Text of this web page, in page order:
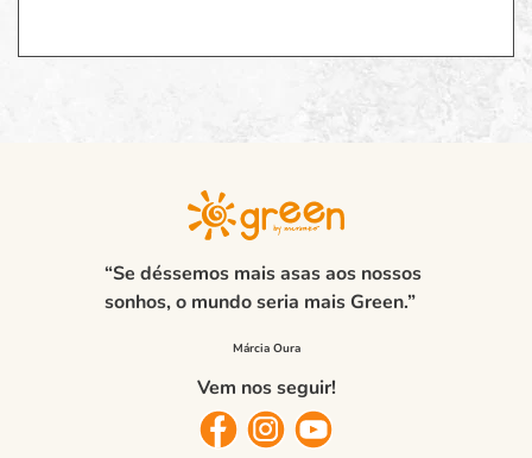
“Se déssemos mais asas aos nossos
sonhos, o mundo seria mais Green.”
Vem nos seguir!